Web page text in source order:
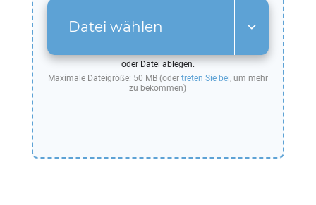
Datei wählen
oder Datei ablegen.
Maximale Dateigröße: 50 MB (oder treten Sie bei, um mehr
zu bekommen)